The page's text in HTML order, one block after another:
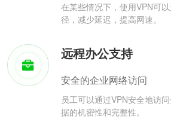
在某些情况下，使用VPN可
径，减少延迟，提高网速。
远程办公支持
安全的企业网络访问
员工可以通过VPN安全地访
据的机密性和完整性。